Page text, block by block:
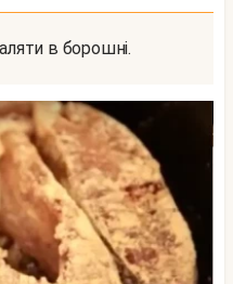
в борошні.